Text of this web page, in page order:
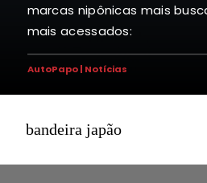
AutoPapo | Notícias
marcas nipônicas mais
mais acessados:
bandeira japão